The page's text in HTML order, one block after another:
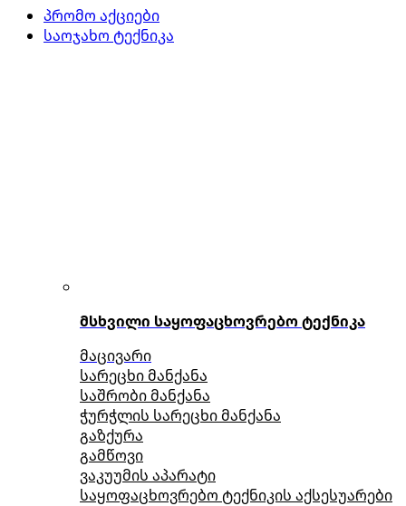
პრომო აქციები
საოჯახო ტექნიკა
მსხვილი საყოფაცხოვრებო ტექნიკა
მაცივარი
სარეცხი მანქანა
საშრობი მანქანა
ჭურჭლის სარეცხი მანქანა
გაზქურა
გამწოვი
ვაკუუმის აპარატი
საყოფაცხოვრებო ტექნიკის აქსესუარები